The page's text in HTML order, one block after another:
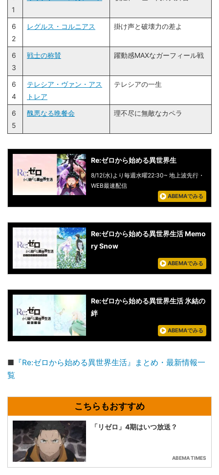
1
6
2
レグルス・コルニアス 掛け声と破壊力の差よ
6
3
戦士の称賛 躍動感MAXなガーフィール戦
6
4
テレシア・ヴァン・アス
トレア
テレシアの一生
6
5
醜悪なる晩餐会 理不尽に無敵なカペラ
Re:ゼロから始める異世界生
8/12(水)より毎週水曜22:30~ 地上波先行・
WEB最速配信
ABEMAでみる
Re:ゼロから始める異世界生活 Memo
ry Snow
ABEMAでみる
Re:ゼロから始める異世界生活 氷結の
絆
ABEMAでみる
■ 『Re:ゼロから始める異世界生活』まとめ・最新情報一
覧
「リゼロ」4期はいつ放送？
ABEMA TIMES